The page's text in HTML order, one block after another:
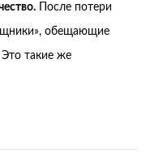
После потери
обещающие
Это такие же